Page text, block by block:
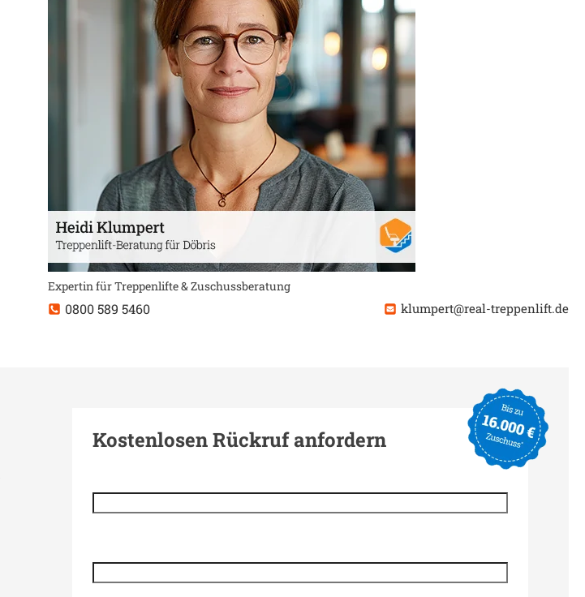
Expertin für Treppenlifte & Zuschussberatung
0800 589 5460 klumpert@real-treppenlift.de
Kostenlosen Rückruf anfordern